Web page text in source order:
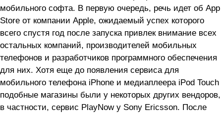
мобильного софта. В первую очередь, речь идет об App
Store от компании Apple, ожидаемый успех которого
всего спустя год после запуска привлек внимание всех
остальных компаний, производителей мобильных
телефонов и разработчиков программного обеспечения
для них. Хотя еще до появления сервиса для
мобильного телефона iPhone и медиаплеера iPod Touch
подобные магазины были у некоторых других вендоров,
в частности, сервис PlayNow у Sony Ericsson. После